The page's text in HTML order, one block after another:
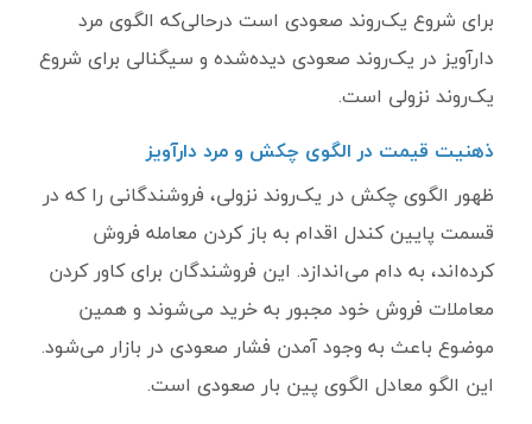
برای شروع یک‌روند صعودی است درحالی‌که الگوی مرد
دارآویز در یک‌روند صعودی دیده‌شده و سیگنالی برای شروع
یک‌روند نزولی است.
ذهنیت قیمت در الگوی چکش و مرد دارآویز
ظهور الگوی چکش در یک‌روند نزولی، فروشندگانی را که در
قسمت پایین کندل اقدام به باز کردن معامله فروش
کرده‌اند، به دام می‌اندازد. این فروشندگان برای کاور کردن
معاملات فروش خود مجبور به خرید می‌شوند و همین
موضوع باعث به وجود آمدن فشار صعودی در بازار می‌شود.
این الگو معادل الگوی پین بار صعودی است.